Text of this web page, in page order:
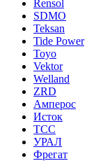
Rensol
SDMO
Teksan
Tide Power
Toyo
Vektor
Welland
ZRD
Амперос
Исток
ТСС
УРАЛ
Фрегат